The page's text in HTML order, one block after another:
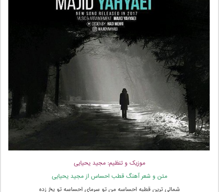
موزیک و تنظیم: مجید یحیایی
متن و شعر آهنگ قطب احساس از مجید یحیایی
شمالی ترین قطبه احساسه من تو سرمای احساسه تو یخ زده